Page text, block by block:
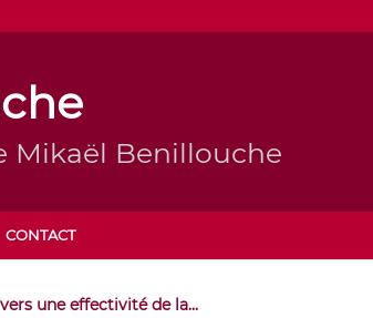
Mikaël Benillouche
CONTACT
une effectivité de la...